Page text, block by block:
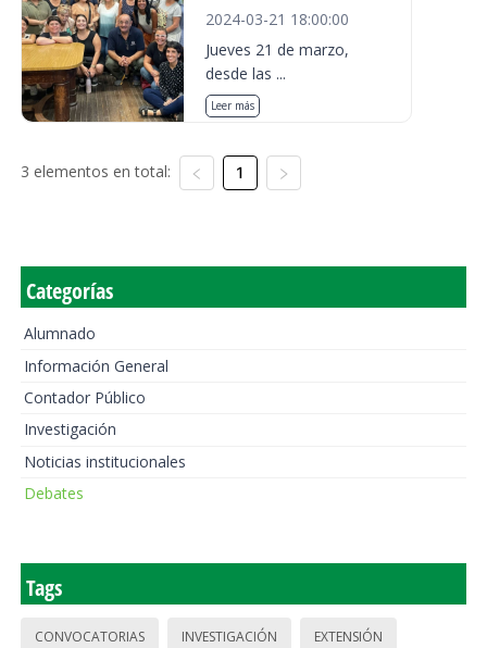
2024-03-21 18:00:00
Jueves 21 de marzo,
desde las ...
Leer más
3 elementos en total: 1
Categorías
Alumnado
Información General
Contador Público
Investigación
Noticias institucionales
Debates
Tags
CONVOCATORIAS INVESTIGACIÓN EXTENSIÓN